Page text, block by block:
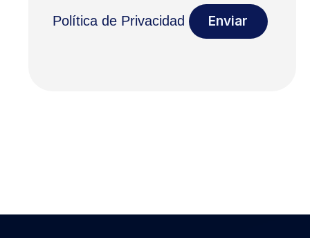
Política de Privacidad